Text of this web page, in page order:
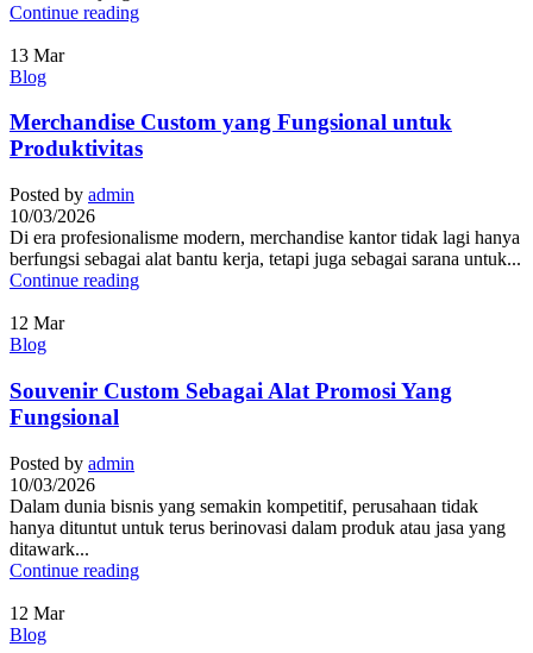
Continue reading
13 Mar
Blog
Merchandise Custom yang Fungsional untuk
Produktivitas
Posted by admin
10/03/2026
Di era profesionalisme modern, merchandise kantor tidak lagi hanya
berfungsi sebagai alat bantu kerja, tetapi juga sebagai sarana untuk...
Continue reading
12 Mar
Blog
Souvenir Custom Sebagai Alat Promosi Yang
Fungsional
Posted by admin
10/03/2026
Dalam dunia bisnis yang semakin kompetitif, perusahaan tidak
hanya dituntut untuk terus berinovasi dalam produk atau jasa yang
ditawark...
Continue reading
12 Mar
Blog